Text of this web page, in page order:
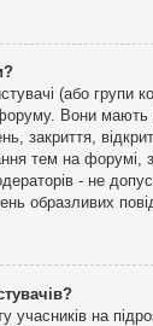
(або групи
Вони мають
закриття,
тем на форумі,
- не
образливих
учасників на